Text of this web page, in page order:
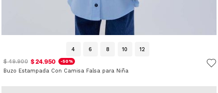
4 6 8 10
12
$ 49.900 $ 24.950 -50%
Buzo Estampada Con Camisa Falsa para Niña